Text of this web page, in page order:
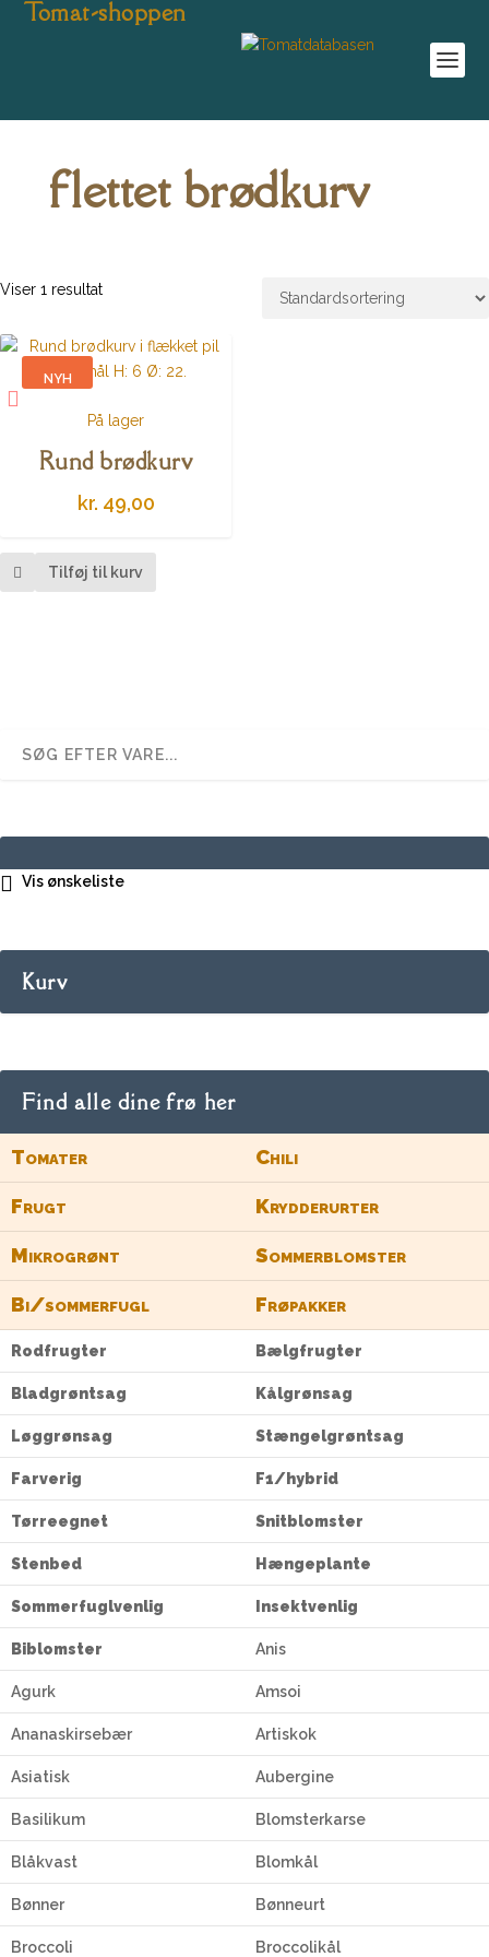
Tomat-shoppen
flettet brødkurv
Viser 1 resultat
NYH
På lager
Rund brødkurv
kr. 49,00
Tilføj til kurv
Vis ønskeliste
Kurv
Find alle dine frø her
Tomater Chili
Frugt Krydderurter
Mikrogrønt Sommerblomster
Bi/sommerfugl Frøpakker
Rodfrugter Bælgfrugter
Bladgrøntsag Kålgrønsag
Løggrønsag Stængelgrøntsag
Farverig F1/hybrid
Tørreegnet Snitblomster
Stenbed Hængeplante
Sommerfuglvenlig Insektvenlig
Biblomster Anis
Agurk Amsoi
Ananaskirsebær Artiskok
Asiatisk Aubergine
Basilikum Blomsterkarse
Blåkvast Blomkål
Bønner Bønneurt
Broccoli Broccolikål